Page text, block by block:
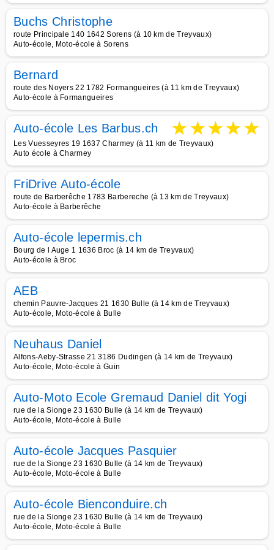
Buchs Christophe
route Principale 140 1642 Sorens (à 10 km de Treyvaux)
Auto-école, Moto-école à Sorens
Bernard
route des Noyers 22 1782 Formangueires (à 11 km de Treyvaux)
Auto-école à Formangueires
Auto-école Les Barbus.ch ★★★★★
Les Vuesseyres 19 1637 Charmey (à 11 km de Treyvaux)
Auto école à Charmey
FriDrive Auto-école
route de Barberêche 1783 Barbereche (à 13 km de Treyvaux)
Auto-école à Barberêche
Auto-école lepermis.ch
Bourg de l Auge 1 1636 Broc (à 14 km de Treyvaux)
Auto-école à Broc
AEB
chemin Pauvre-Jacques 21 1630 Bulle (à 14 km de Treyvaux)
Auto-école, Moto-école à Bulle
Neuhaus Daniel
Alfons-Aeby-Strasse 21 3186 Dudingen (à 14 km de Treyvaux)
Auto-école, Moto-école à Guin
Auto-Moto Ecole Gremaud Daniel dit Yogi
rue de la Sionge 23 1630 Bulle (à 14 km de Treyvaux)
Auto-école, Moto-école à Bulle
Auto-école Jacques Pasquier
rue de la Sionge 23 1630 Bulle (à 14 km de Treyvaux)
Auto-école, Moto-école à Bulle
Auto-école Bienconduire.ch
rue de la Sionge 23 1630 Bulle (à 14 km de Treyvaux)
Auto-école, Moto-école à Bulle